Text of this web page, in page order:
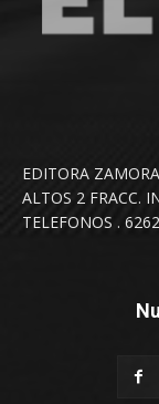
EDITORA
ALTOS 2 FRACC.
TELEFONOS .